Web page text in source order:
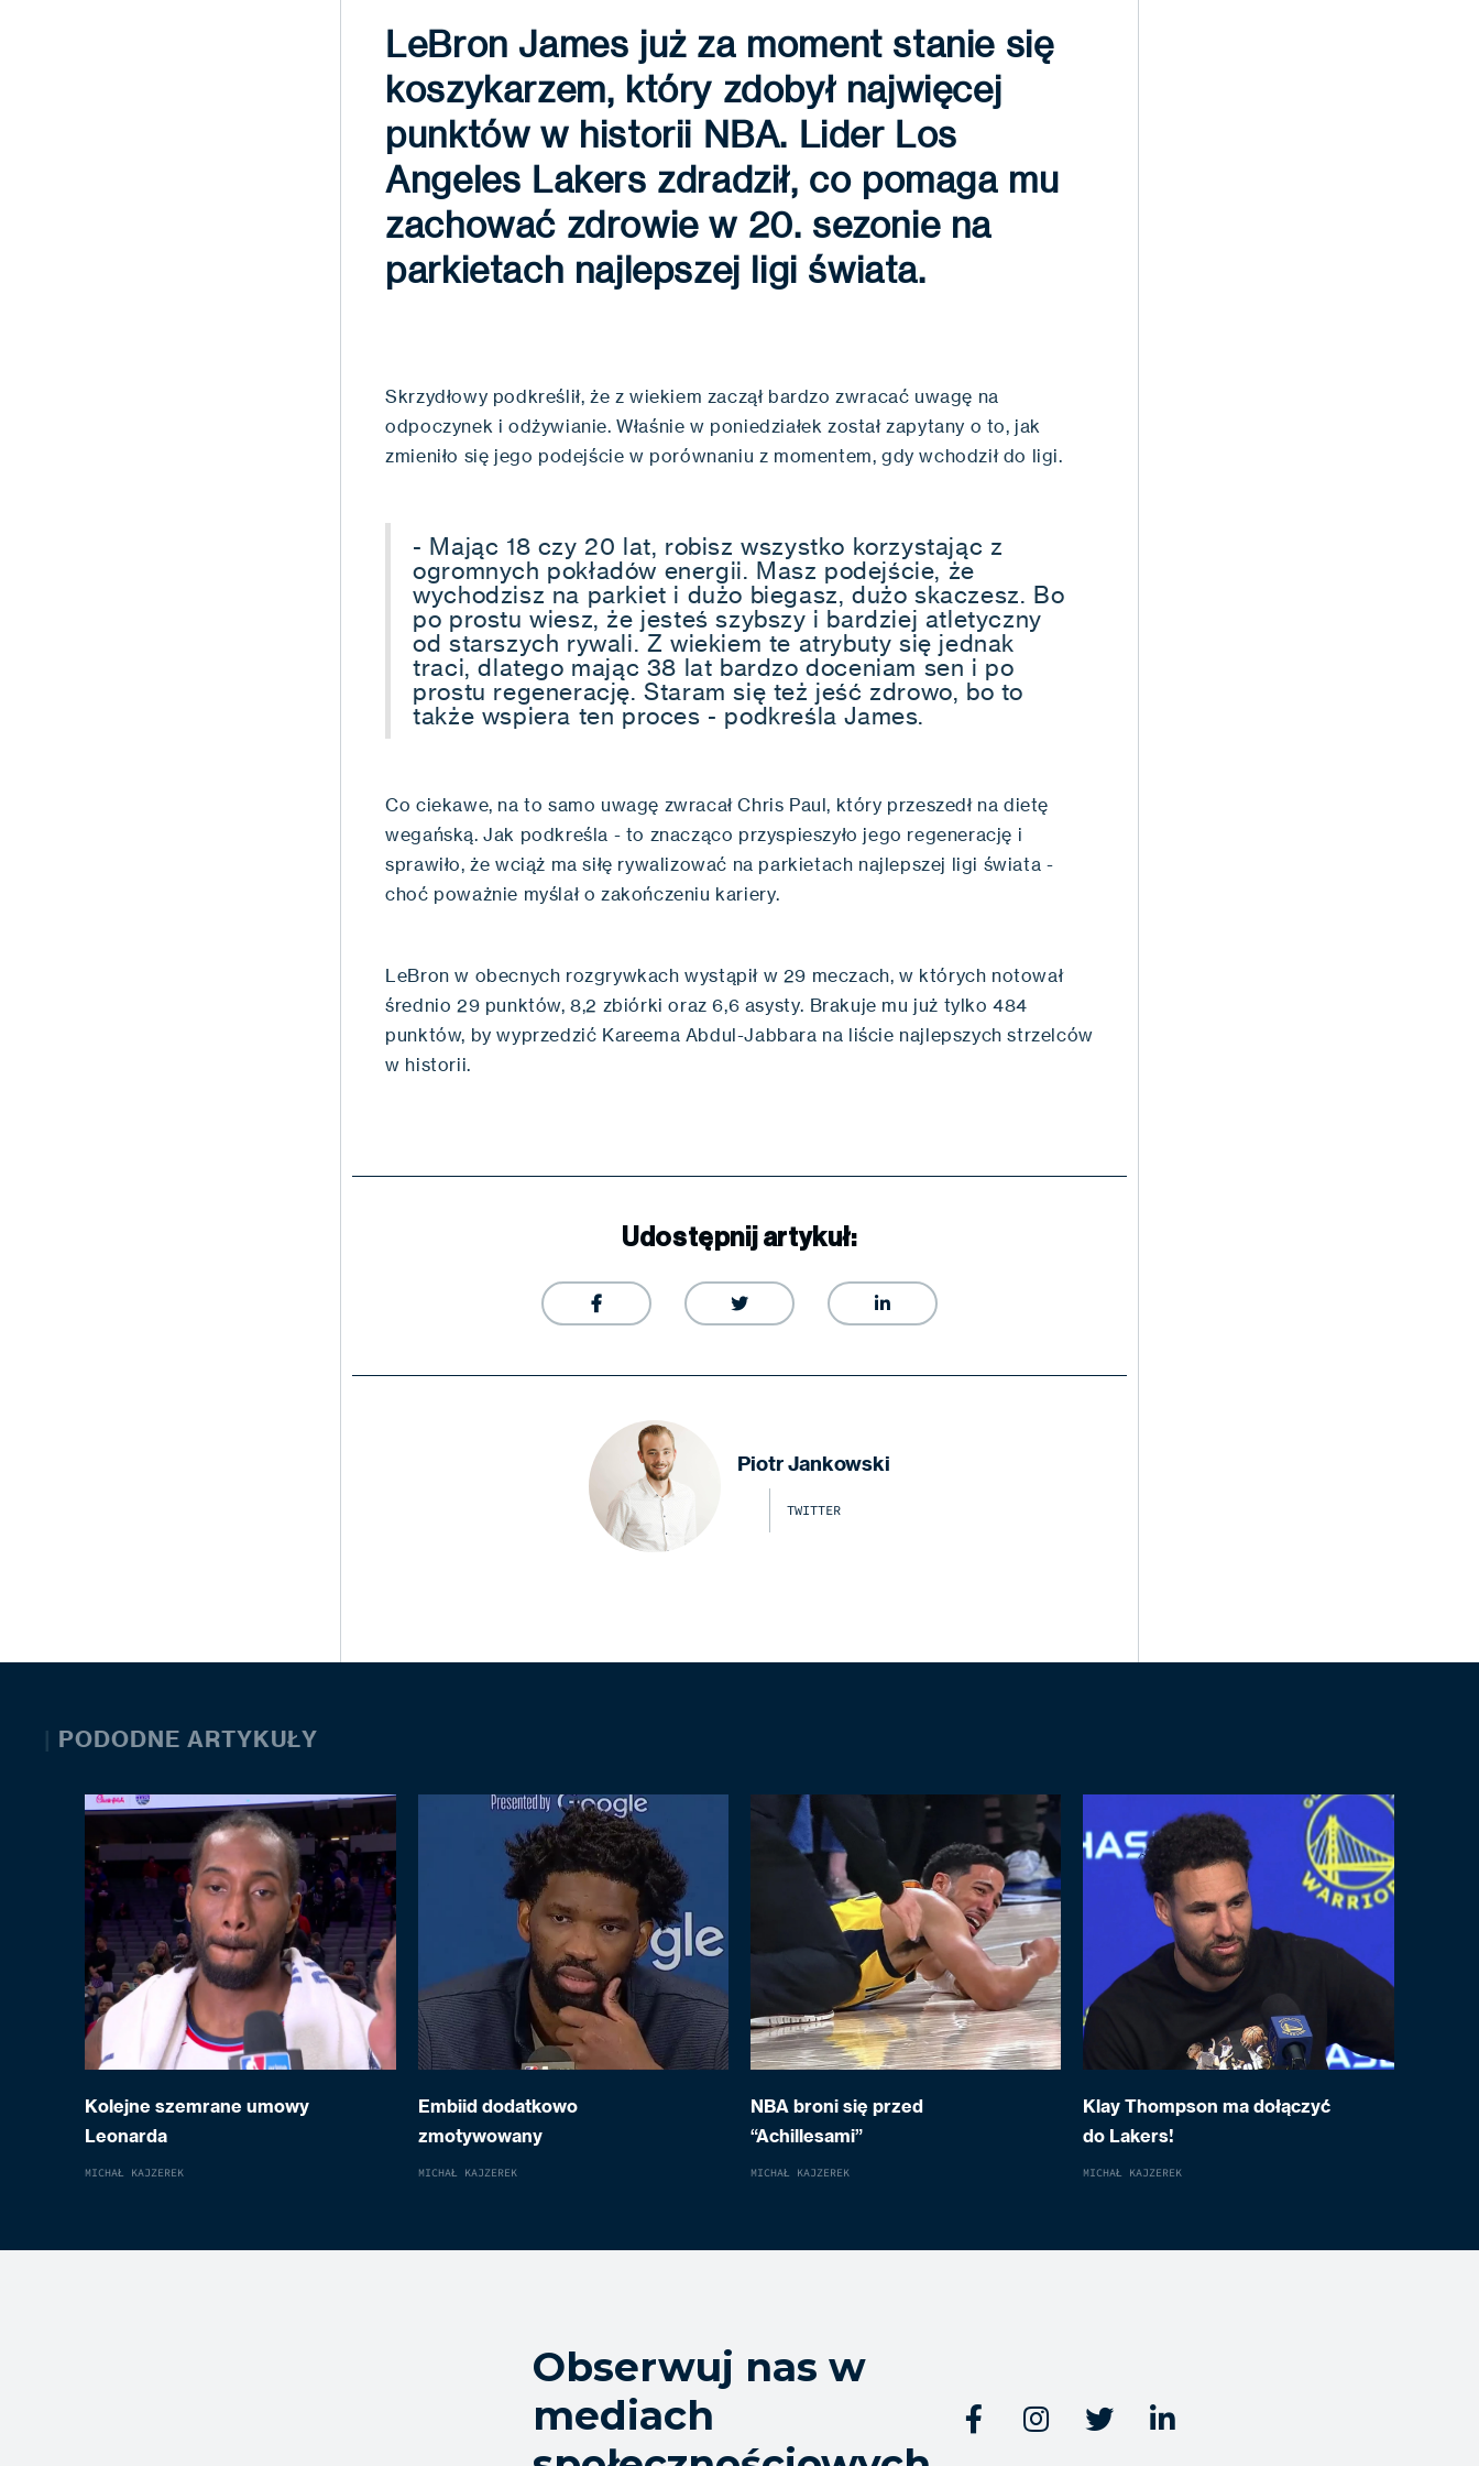
LeBron James już za moment stanie się
koszykarzem, który zdobył najwięcej
punktów w historii NBA. Lider Los
Angeles Lakers zdradził, co pomaga mu
zachować zdrowie w 20. sezonie na
parkietach najlepszej ligi świata.
Skrzydłowy podkreślił, że z wiekiem zaczął bardzo zwracać uwagę na
odpoczynek i odżywianie. Właśnie w poniedziałek został zapytany o to, jak
zmieniło się jego podejście w porównaniu z momentem, gdy wchodził do ligi.
- Mając 18 czy 20 lat, robisz wszystko korzystając z
ogromnych pokładów energii. Masz podejście, że
wychodzisz na parkiet i dużo biegasz, dużo skaczesz. Bo
po prostu wiesz, że jesteś szybszy i bardziej atletyczny
od starszych rywali. Z wiekiem te atrybuty się jednak
traci, dlatego mając 38 lat bardzo doceniam sen i po
prostu regenerację. Staram się też jeść zdrowo, bo to
także wspiera ten proces - podkreśla James.
Co ciekawe, na to samo uwagę zwracał Chris Paul, który przeszedł na dietę
wegańską. Jak podkreśla - to znacząco przyspieszyło jego regenerację i
sprawiło, że wciąż ma siłę rywalizować na parkietach najlepszej ligi świata -
choć poważnie myślał o zakończeniu kariery.
LeBron w obecnych rozgrywkach wystąpił w 29 meczach, w których notował
średnio 29 punktów, 8,2 zbiórki oraz 6,6 asysty. Brakuje mu już tylko 484
punktów, by wyprzedzić Kareema Abdul-Jabbara na liście najlepszych strzelców
w historii.
Udostępnij artykuł:
  
Piotr Jankowski
TWITTER
| PODODNE ARTYKUŁY
Kolejne szemrane umowy
Leonarda
MICHAŁ KAJZEREK
Embiid dodatkowo
zmotywowany
MICHAŁ KAJZEREK
NBA broni się przed
“Achillesami”
MICHAŁ KAJZEREK
Klay Thompson ma dołączyć
do Lakers!
MICHAŁ KAJZEREK
Obserwuj nas w
mediach
   